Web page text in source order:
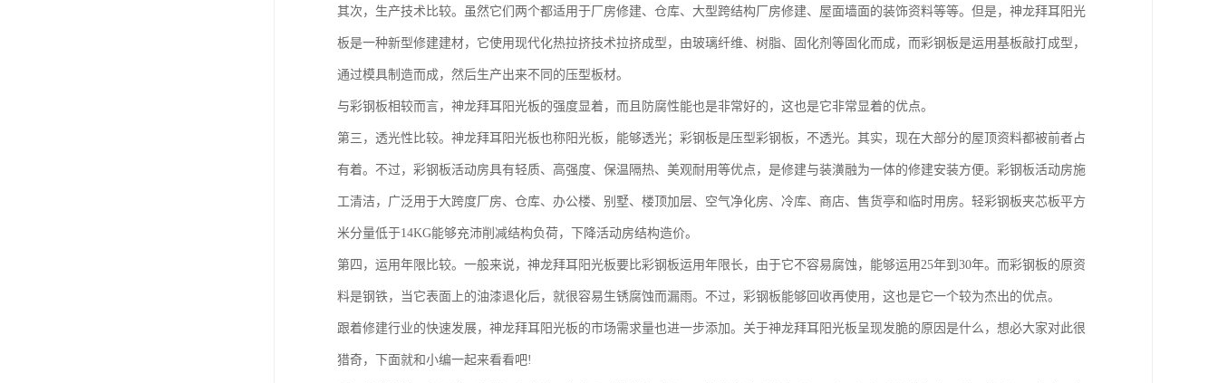
其次，生产技术比较。虽然它们两个都适用于厂房修建、仓库、大型跨结构厂房修建、屋面墙面的装饰资料等等。但是，神龙拜耳阳光
板是一种新型修建建材，它使用现代化热拉挤技术拉挤成型，由玻璃纤维、树脂、固化剂等固化而成，而彩钢板是运用基板敲打成型，
通过模具制造而成，然后生产出来不同的压型板材。
与彩钢板相较而言，神龙拜耳阳光板的强度显着，而且防腐性能也是非常好的，这也是它非常显着的优点。
第三，透光性比较。神龙拜耳阳光板也称阳光板，能够透光；彩钢板是压型彩钢板，不透光。其实，现在大部分的屋顶资料都被前者占
有着。不过，彩钢板活动房具有轻质、高强度、保温隔热、美观耐用等优点，是修建与装潢融为一体的修建安装方便。彩钢板活动房施
工清洁，广泛用于大跨度厂房、仓库、办公楼、别墅、楼顶加层、空气净化房、冷库、商店、售货亭和临时用房。轻彩钢板夹芯板平方
米分量低于14KG能够充沛削减结构负荷，下降活动房结构造价。
第四，运用年限比较。一般来说，神龙拜耳阳光板要比彩钢板运用年限长，由于它不容易腐蚀，能够运用25年到30年。而彩钢板的原资
料是钢铁，当它表面上的油漆退化后，就很容易生锈腐蚀而漏雨。不过，彩钢板能够回收再使用，这也是它一个较为杰出的优点。
跟着修建行业的快速发展，神龙拜耳阳光板的市场需求量也进一步添加。关于神龙拜耳阳光板呈现发脆的原因是什么，想必大家对此很
猎奇，下面就和小编一起来看看吧!